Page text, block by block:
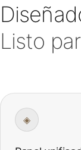
Listo
◈